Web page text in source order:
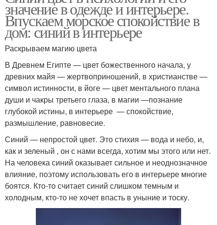
значение в одежде и интерьере.
Впускаем морское спокойствие в
дом: синий в интерьере
Раскрываем магию цвета
В Древнем Египте — цвет божественного начала, у
древних майя — жертвоприношений, в христианстве —
символ истинности, в йоге — цвет ментального плана
души и чакры третьего глаза, в магии —познание
глубокой истины, в интерьере — спокойствие,
размышление, равновесие.
Синий — непростой цвет. Это стихия — вода и небо, и,
как и зеленый , он с нами всегда, хотим мы этого или нет.
На человека синий оказывает сильное и неоднозначное
влияние, поэтому использовать его в интерьере многие
боятся. Кто-то считает синий слишком темным и
холодным, кто-то не хочет впасть в уныние и тоску.